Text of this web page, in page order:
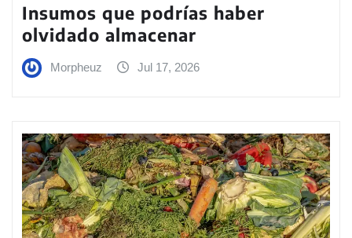
Insumos que podrías haber
olvidado almacenar
Morpheuz Jul 17, 2026